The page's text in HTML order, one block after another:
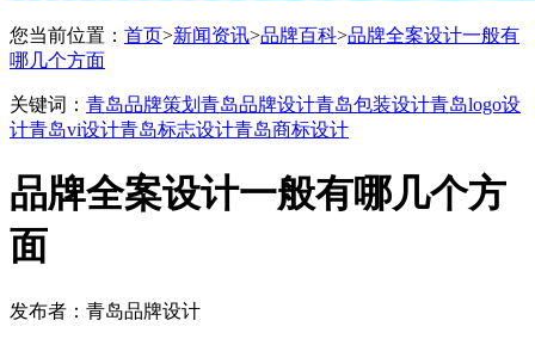
您当前位置： 首页>新闻资讯>品牌百科>品牌全案设计一般有
哪几个方面
关键词： 青岛品牌策划 青岛品牌设计青岛包装设计青岛logo设
计青岛vi设计青岛标志设计青岛商标设计
品牌全案设计一般有哪几个方
面
发布者：青岛品牌设计